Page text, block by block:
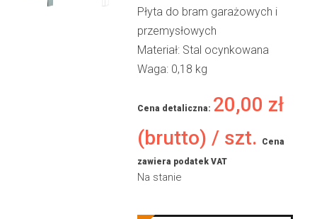
Płyta do bram garażowych i
przemysłowych
Materiał: Stal ocynkowana
Waga: 0,18 kg
Cena detaliczna: 20,00 zł
(brutto) / szt.
Cena
zawiera podatek VAT
Na stanie